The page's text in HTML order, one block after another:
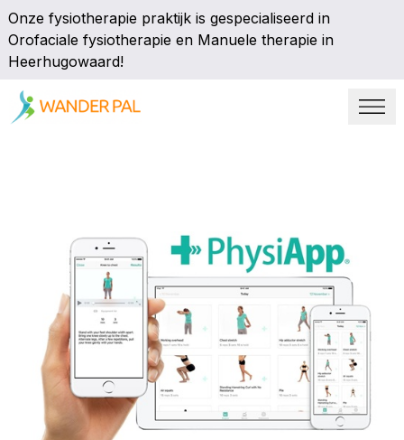
Onze fysiotherapie praktijk is gespecialiseerd in
Orofaciale fysiotherapie en Manuele therapie in
Heerhugowaard!